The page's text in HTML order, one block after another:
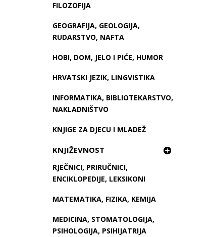
FILOZOFIJA
GEOGRAFIJA, GEOLOGIJA,
RUDARSTVO, NAFTA
HOBI, DOM, JELO I PIĆE, HUMOR
HRVATSKI JEZIK, LINGVISTIKA
INFORMATIKA, BIBLIOTEKARSTVO,
NAKLADNIŠTVO
KNJIGE ZA DJECU I MLADEŽ
KNJIŽEVNOST
RJEČNICI, PRIRUČNICI,
ENCIKLOPEDIJE, LEKSIKONI
MATEMATIKA, FIZIKA, KEMIJA
MEDICINA, STOMATOLOGIJA,
PSIHOLOGIJA, PSIHIJATRIJA